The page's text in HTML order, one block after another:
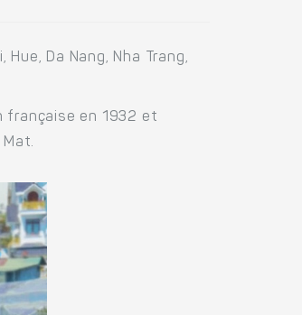
Da Nang, Nha Trang,
française en 1932 et